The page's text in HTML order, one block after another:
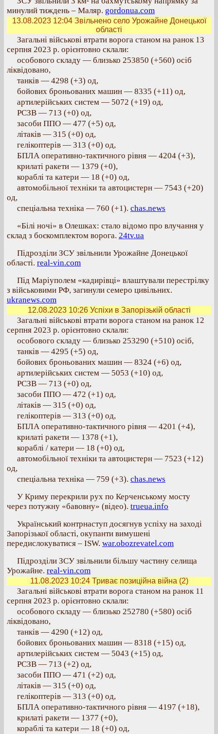
минулий тиждень – Маляр. gordonua.com
13.08.2023 12:04Звільнено село Урожайне Донецької
області
Загальні військові втрати ворога станом на ранок 13
серпня 2023 р. орієнтовно склали:
особового складу — близько 253850 (+560) осіб
ліквідовано,
танків — 4298 (+3) од,
бойових броньованих машин — 8335 (+11) од,
артилерійських систем — 5072 (+19) од,
РСЗВ — 713 (+0) од,
засоби ППО — 477 (+5) од,
літаків — 315 (+0) од,
гелікоптерів — 313 (+0) од,
БПЛА оперативно-тактичного рівня — 4204 (+3),
крилаті ракети — 1379 (+0),
кораблі та катери — 18 (+0) од,
автомобільної техніки та автоцистерн — 7543 (+20)
од,
спеціальна техніка — 760 (+1). chas.news
«Білі ночі» в Олешках: стало відомо про влучання у
склад з боєкомплектом ворога. 24tv.ua
Підрозділи ЗСУ звільнили Урожайне Донецької
області. real-vin.com
Під Маріуполем «кадирівці» влаштували перестрілку
з військовими РФ, загинули семеро цивільних.
ukranews.com
12.08.2023 10:26Успіхи в Запорізькій області
Загальні військові втрати ворога станом на ранок 12
серпня 2023 р. орієнтовно склали:
особового складу — близько 253290 (+510) осіб,
танків — 4295 (+5) од,
бойових броньованих машин — 8324 (+6) од,
артилерійських систем — 5053 (+10) од,
РСЗВ — 713 (+0) од,
засоби ППО — 472 (+1) од,
літаків — 315 (+0) од,
гелікоптерів — 313 (+0) од,
БПЛА оперативно-тактичного рівня — 4201 (+4),
крилаті ракети — 1378 (+1),
кораблі / катери — 18 (+0) од,
автомобільної техніки та автоцистерн — 7523 (+12)
од,
спеціальна техніка — 759 (+3). chas.news
У Криму перекрили рух по Керченському мосту
через потужну «бавовну» (відео). trueua.info
Український контрнаступ досягнув успіху на заході
Запорізької області, окупанти вимушені
передислокуватися – ISW. war.obozrevatel.com
Підрозділи ЗСУ звільнили більшу частину селища
Урожайне. real-vin.com
11.08.2023 10:24Триває позиційна війна (2)
Загальні військові втрати ворога станом на ранок 11
серпня 2023 р. орієнтовно склали:
особового складу — близько 252780 (+580) осіб
ліквідовано,
танків — 4290 (+12) од,
бойових броньованих машин — 8318 (+15) од,
артилерійських систем — 5043 (+15) од,
РСЗВ — 713 (+2) од,
засоби ППО — 471 (+2) од,
літаків — 315 (+0) од,
гелікоптерів — 313 (+0) од,
БПЛА оперативно-тактичного рівня — 4197 (+18),
крилаті ракети — 1377 (+0),
кораблі та катери — 18 (+0) од,